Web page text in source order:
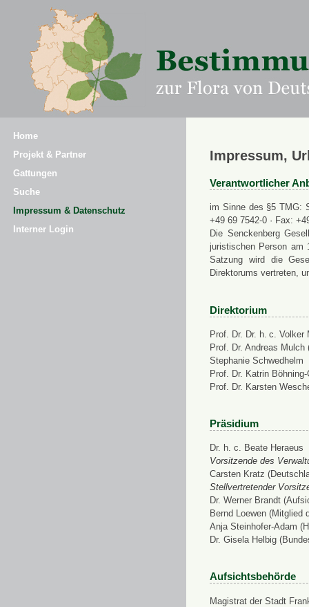
Home
Projekt & Partner
Gattungen
Suche
Impressum & Datenschutz
Interner Login
Impressum,
Verantwortlicher
im Sinne des §5 TMG:
+49 69 7542-0 · Fax:
Die Senckenberg
juristischen Person am
Satzung wird die
Direktorums vertreten,
Direktorium
Prof. Dr. Dr. h. c. Volker
Prof. Dr. Andreas
Stephanie Schwedhelm
Prof. Dr. Katrin
Prof. Dr. Karsten
Präsidium
Dr. h. c. Beate Heraeus
Vorsitzende des
Carsten Kratz
Stellvertretender
Dr. Werner Brandt
Bernd Loewen (Mitglied
Anja Steinhofer-Adam
Dr. Gisela Helbig
Aufsichtsbehörde
Magistrat der Stadt